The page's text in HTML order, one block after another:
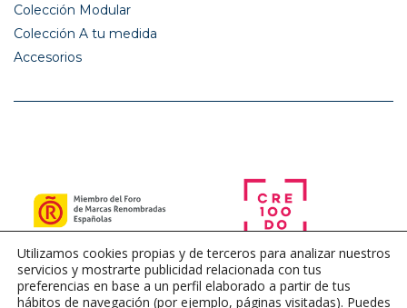
Colección Modular
Colección A tu medida
Accesorios
Utilizamos cookies propias y de terceros para analizar nuestros
servicios y mostrarte publicidad relacionada con tus
preferencias en base a un perfil elaborado a partir de tus
hábitos de navegación (por ejemplo, páginas visitadas). Puedes